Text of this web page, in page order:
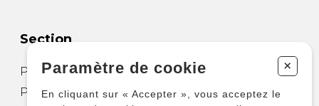
Section
Partitions pour guitare
Partitions pour autres instruments
Paramètre de cookie +
En cliquant sur « Accepter », vous acceptez le